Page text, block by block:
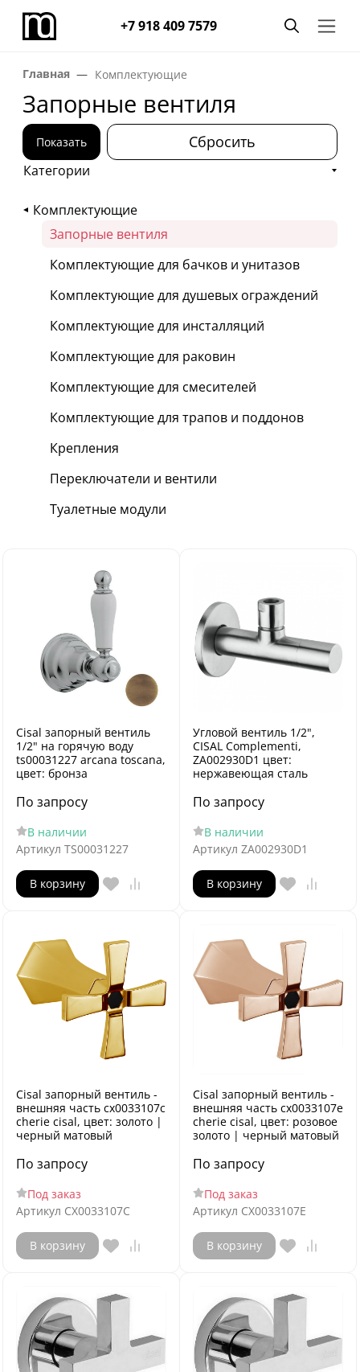
+7 918 409 7579
Главная Комплектующие
Запорные вентиля
Показать Сбросить
Категории
Комплектующие
Запорные вентиля
Комплектующие для бачков и унитазов
Комплектующие для душевых ограждений
Комплектующие для инсталляций
Комплектующие для раковин
Комплектующие для смесителей
Комплектующие для трапов и поддонов
Крепления
Переключатели и вентили
Туалетные модули
Cisal запорный вентиль
1/2" на горячую воду
ts00031227 arcana toscana,
цвет: бронза
По запросу
В наличии
Артикул TS00031227
В корзину
Угловой вентиль 1/2",
CISAL Complementi,
ZA002930D1 цвет:
нержавеющая сталь
По запросу
В наличии
Артикул ZA002930D1
В корзину
Cisal запорный вентиль -
внешняя часть cx0033107c
cherie cisal, цвет: золото |
черный матовый
По запросу
Под заказ
Артикул CX0033107C
В корзину
Cisal запорный вентиль -
внешняя часть cx0033107e
cherie cisal, цвет: розовое
золото | черный матовый
По запросу
Под заказ
Артикул CX0033107E
В корзину